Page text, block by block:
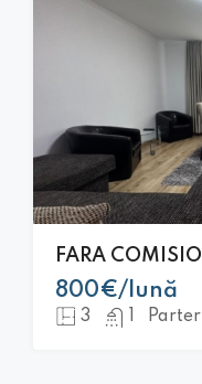
800€/lună
3 Parter